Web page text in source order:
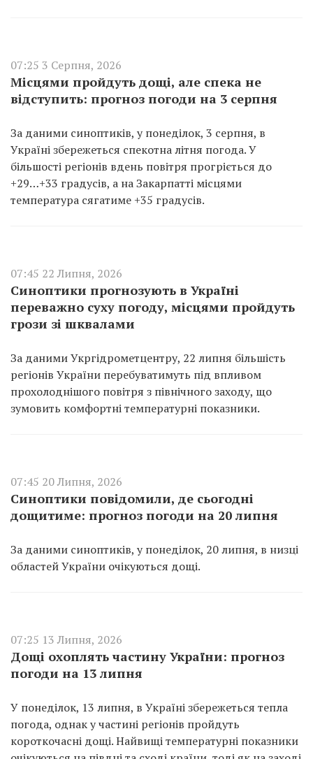
07:25 3 Серпня, 2026
Місцями пройдуть дощі, але спека не
відступить: прогноз погоди на 3 серпня
За даними синоптиків, у понеділок, 3 серпня, в
Україні збережеться спекотна літня погода. У
більшості регіонів вдень повітря прогріється до
+29…+33 градусів, а на Закарпатті місцями
температура сягатиме +35 градусів.
07:45 22 Липня, 2026
Синоптики прогнозують в Україні
переважно суху погоду, місцями пройдуть
грози зі шквалами
За даними Укргідрометцентру, 22 липня більшість
регіонів України перебуватимуть під впливом
прохолоднішого повітря з північного заходу, що
зумовить комфортні температурні показники.
07:45 20 Липня, 2026
Синоптики повідомили, де сьогодні
дощитиме: прогноз погоди на 20 липня
За даними синоптиків, у понеділок, 20 липня, в низці
областей України очікуються дощі.
07:25 13 Липня, 2026
Дощі охоплять частину України: прогноз
погоди на 13 липня
У понеділок, 13 липня, в Україні збережеться тепла
погода, однак у частині регіонів пройдуть
короткочасні дощі. Найвищі температурні показники